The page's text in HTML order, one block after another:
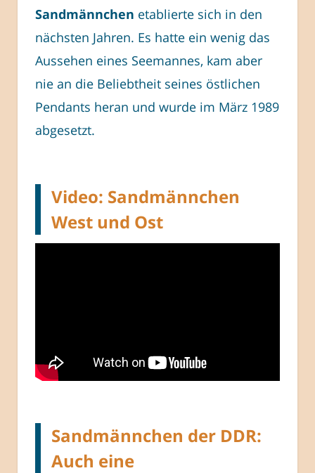
Sandmännchen etablierte sich in den
nächsten Jahren. Es hatte ein wenig das
Aussehen eines Seemannes, kam aber
nie an die Beliebtheit seines östlichen
Pendants heran und wurde im März 1989
abgesetzt.
Video: Sandmännchen
West und Ost
Sandmännchen der DDR:
Auch eine